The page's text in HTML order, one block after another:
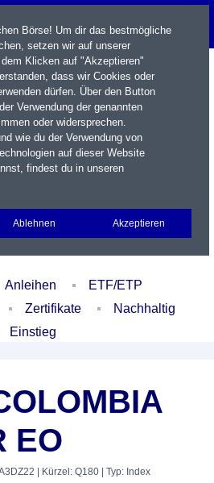
Portfolio Login
Anleihen
ETF/ETP
Zertifikate
Nachhaltig
Einstieg
EO
| Kürzel: Q180 | Typ: Index
Börse! Um dir das bestmögliche
setzen wir auf unserer
Klicken auf "Akzeptieren"
dass wir Cookies oder
dürfen. Über den Button
Verwendung der genannten
oder widersprechen.
wie du der Verwendung von
auf dieser Website
findest du in unseren
Ablehnen Akzeptieren